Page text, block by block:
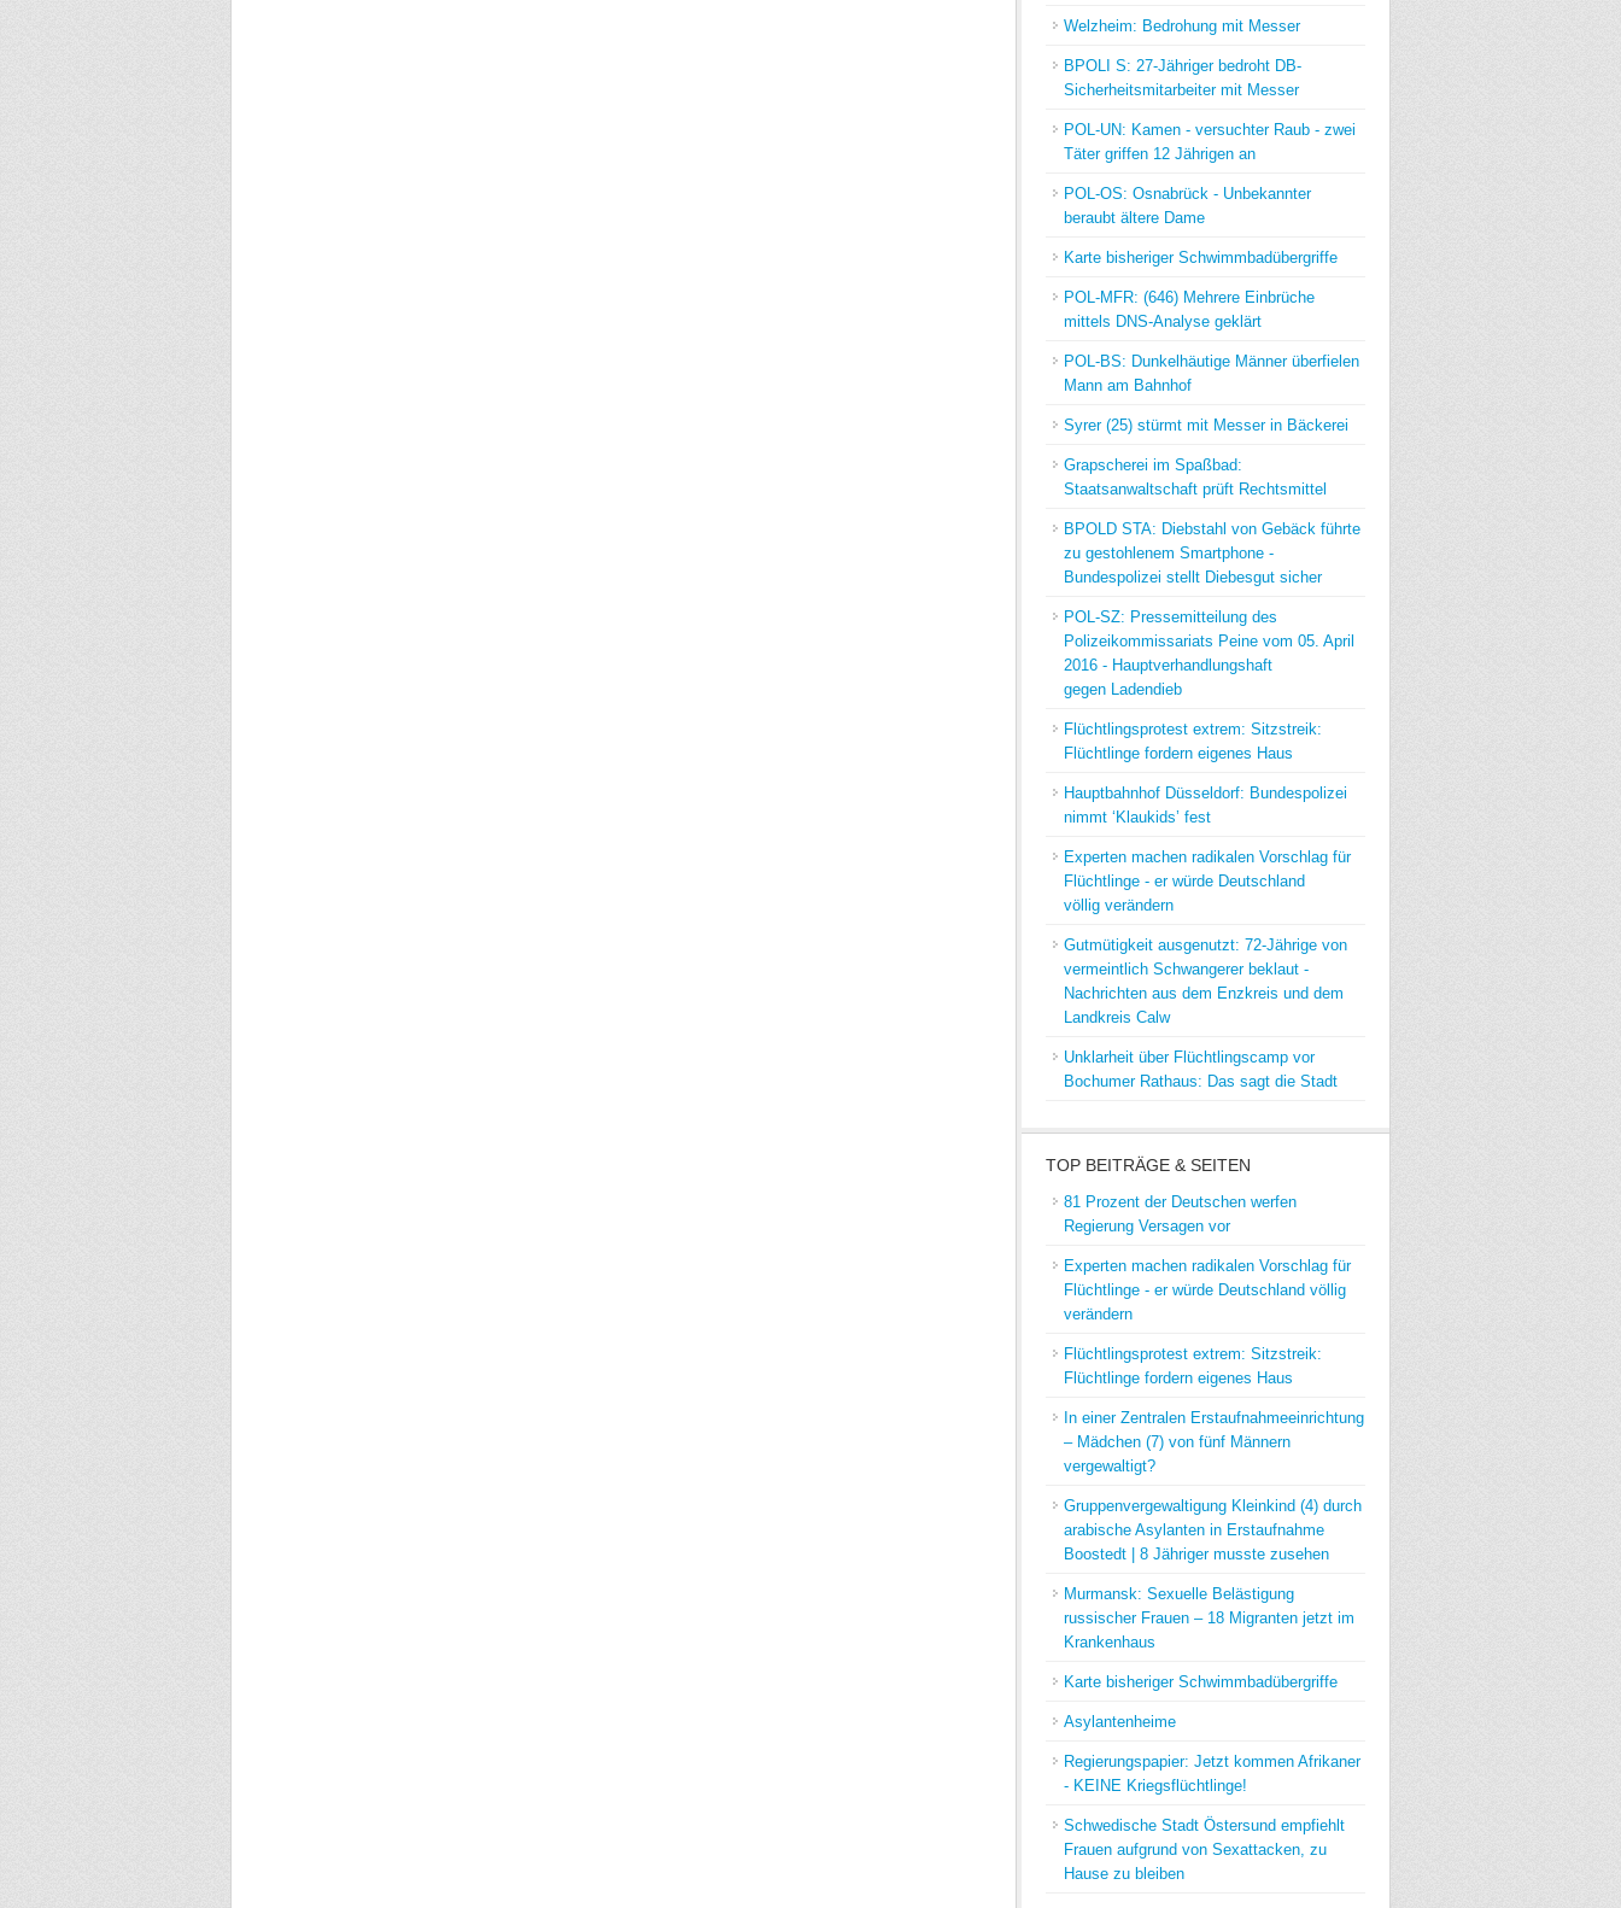
Welzheim: Bedrohung mit Messer
BPOLI S: 27-Jähriger bedroht DB-
Sicherheitsmitarbeiter mit Messer
POL-UN: Kamen - versuchter Raub - zwei
Täter griffen 12 Jährigen an
POL-OS: Osnabrück - Unbekannter
beraubt ältere Dame
Karte bisheriger Schwimmbadübergriffe
POL-MFR: (646) Mehrere Einbrüche
mittels DNS-Analyse geklärt
POL-BS: Dunkelhäutige Männer überfielen
Mann am Bahnhof
Syrer (25) stürmt mit Messer in Bäckerei
Grapscherei im Spaßbad:
Staatsanwaltschaft prüft Rechtsmittel
BPOLD STA: Diebstahl von Gebäck führte
zu gestohlenem Smartphone -
Bundespolizei stellt Diebesgut sicher
POL-SZ: Pressemitteilung des
Polizeikommissariats Peine vom 05. April
2016 - Hauptverhandlungshaft
gegen Ladendieb
Flüchtlingsprotest extrem: Sitzstreik:
Flüchtlinge fordern eigenes Haus
Hauptbahnhof Düsseldorf: Bundespolizei
nimmt ‘Klaukids’ fest
Experten machen radikalen Vorschlag für
Flüchtlinge - er würde Deutschland
völlig verändern
Gutmütigkeit ausgenutzt: 72-Jährige von
vermeintlich Schwangerer beklaut -
Nachrichten aus dem Enzkreis und dem
Landkreis Calw
Unklarheit über Flüchtlingscamp vor
Bochumer Rathaus: Das sagt die Stadt
TOP BEITRÄGE & SEITEN
81 Prozent der Deutschen werfen
Regierung Versagen vor
Experten machen radikalen Vorschlag für
Flüchtlinge - er würde Deutschland völlig
verändern
Flüchtlingsprotest extrem: Sitzstreik:
Flüchtlinge fordern eigenes Haus
In einer Zentralen Erstaufnahmeeinrichtung
– Mädchen (7) von fünf Männern
vergewaltigt?
Gruppenvergewaltigung Kleinkind (4) durch
arabische Asylanten in Erstaufnahme
Boostedt | 8 Jähriger musste zusehen
Murmansk: Sexuelle Belästigung
russischer Frauen – 18 Migranten jetzt im
Krankenhaus
Karte bisheriger Schwimmbadübergriffe
Asylantenheime
Regierungspapier: Jetzt kommen Afrikaner
- KEINE Kriegsflüchtlinge!
Schwedische Stadt Östersund empfiehlt
Frauen aufgrund von Sexattacken, zu
Hause zu bleiben